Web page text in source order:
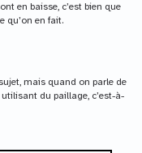
en baisse, c’est bien que
qu’on en fait.
mais quand on parle de
du paillage, c’est-à-